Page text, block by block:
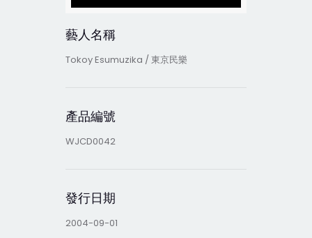
藝人名稱
Tokoy Esumuzika / 東京民樂
產品編號
WJCD0042
發行日期
2004-09-01